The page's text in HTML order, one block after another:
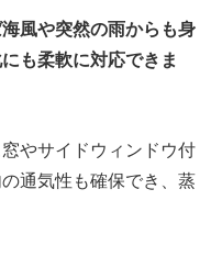
風や突然の雨からも身
も柔軟に対応できま
やサイドウィンドウ付
通気性も確保でき、蒸